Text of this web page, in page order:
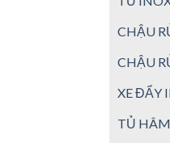
CHẬU
CHẬU
XE ĐẨY
TỦ